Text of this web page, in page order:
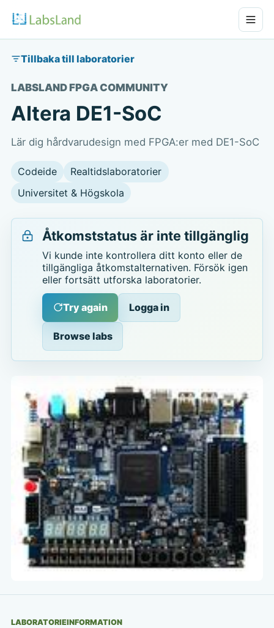
Tillbaka till laboratorier
LABSLAND FPGA COMMUNITY
Altera DE1-SoC
Lär dig hårdvarudesign med FPGA:er med DE1-SoC
Codeide
Realtidslaboratorier
Universitet & Högskola
Åtkomststatus är inte tillgänglig
Vi kunde inte kontrollera ditt konto eller de
tillgängliga åtkomstalternativen. Försök igen
eller fortsätt utforska laboratorier.
Try again Logga in
Browse labs
LABORATORIEINFORMATION